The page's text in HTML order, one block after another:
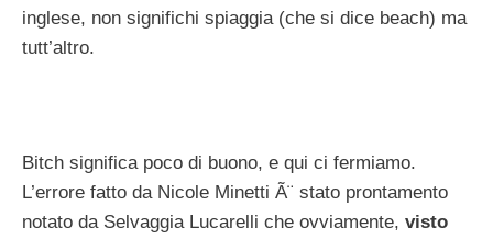
inglese, non significhi spiaggia (che si dice beach) ma
tutt’altro.
Bitch significa poco di buono, e qui ci fermiamo.
L’errore fatto da Nicole Minetti Ã¨ stato prontamento
notato da Selvaggia Lucarelli che ovviamente, visto